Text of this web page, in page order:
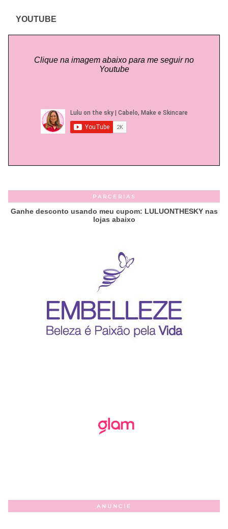
YOUTUBE
Clique na imagem abaixo para me seguir no
Youtube
PARCERIAS
Ganhe desconto usando meu cupom: LULUONTHESKY nas
lojas abaixo
ANUNCIE